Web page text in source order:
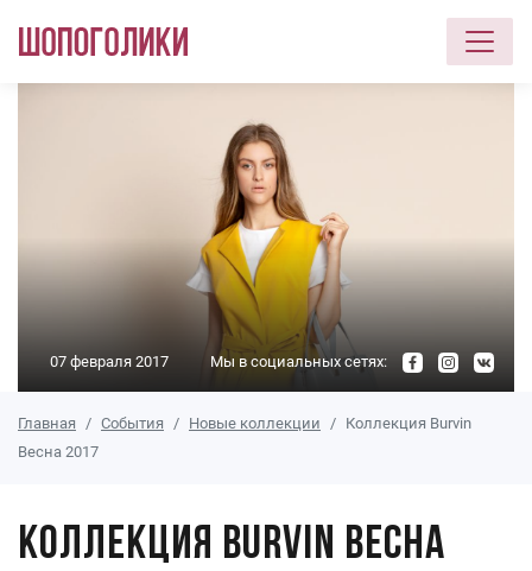
07 февраля 2017 Мы в социальных сетях:
Главная События Новые коллекции
Коллекция Burvin
Весна 2017
Коллекция Burvin Весна